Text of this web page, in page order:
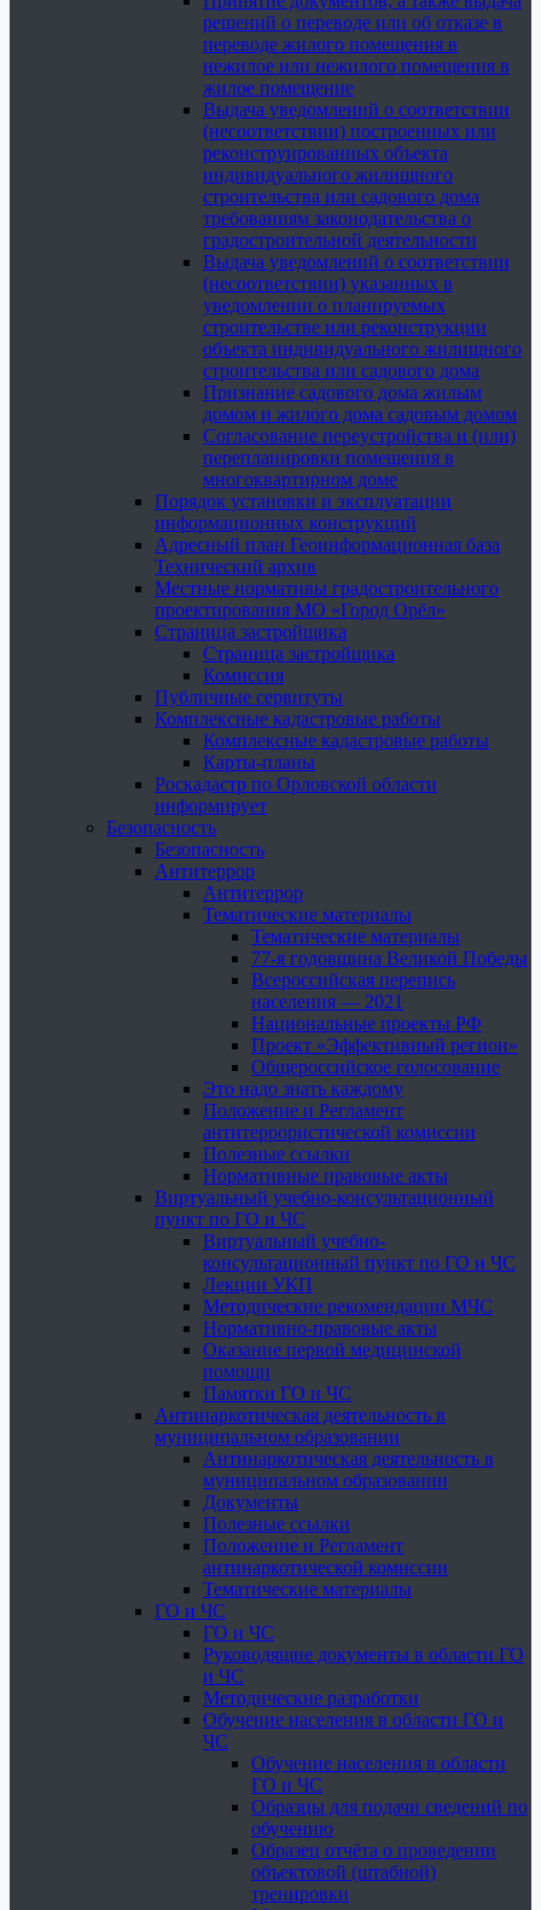
решений о переводе или об отказе в
переводе жилого помещения в
нежилое или нежилого помещения в
жилое помещение
Выдача уведомлений о соответствии
(несоответствии) построенных или
реконструированных объекта
индивидуального жилищного
строительства или садового дома
требованиям законодательства о
градостроительной деятельности
Выдача уведомлений о соответствии
(несоответствии) указанных в
уведомлении о планируемых
строительстве или реконструкции
объекта индивидуального жилищного
строительства или садового дома
Признание садового дома жилым
домом и жилого дома садовым домом
Согласование переустройства и (или)
перепланировки помещения в
многоквартирном доме
Порядок установки и эксплуатации
информационных конструкций
Адресный план Геоинформационная база
Технический архив
Местные нормативы градостроительного
проектирования МО «Город Орёл»
Страница застройщика
Страница застройщика
Комиссия
Публичные сервитуты
Комплексные кадастровые работы
Комплексные кадастровые работы
Карты-планы
Роскадастр по Орловской области
информирует
Безопасность
Безопасность
Антитеррор
Антитеррор
Тематические материалы
Тематические материалы
77-я годовщина Великой Победы
Всероссийская перепись
населения — 2021
Национальные проекты РФ
Проект «Эффективный регион»
Общероссийское голосование
Это надо знать каждому
Положение и Регламент
антитеррористической комиссии
Полезные ссылки
Нормативные правовые акты
Виртуальный учебно-консультационный
пункт по ГО и ЧС
Виртуальный учебно-
консультационный пункт по ГО и ЧС
Лекции УКП
Методические рекомендации МЧС
Нормативно-правовые акты
Оказание первой медицинской
помощи
Памятки ГО и ЧС
Антинаркотическая деятельность в
муниципальном образовании
Антинаркотическая деятельность в
муниципальном образовании
Документы
Полезные ссылки
Положение и Регламент
антинаркотической комиссии
Тематические материалы
ГО и ЧС
ГО и ЧС
Руководящие документы в области ГО
и ЧС
Методические разработки
Обучение населения в области ГО и
ЧС
Обучение населения в области
ГО и ЧС
Образцы для подачи сведений по
обучению
Образец отчёта о проведении
объектовой (штабной)
тренировки